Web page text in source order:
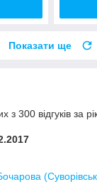
Показати ще
з 300 відгуків за